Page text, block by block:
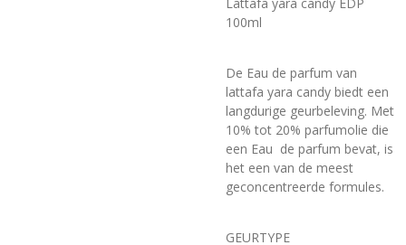
100ml
De Eau de parfum van
lattafa yara candy biedt een
langdurige geurbeleving. Met
10% tot 20% parfumolie die
een Eau de parfum bevat, is
het een van de meest
geconcentreerde formules.
GEURTYPE